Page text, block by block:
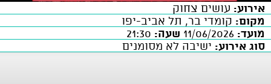
אירוע: עושים צחוק
מקום: קומדי בר, תל אביב-יפו
מועד:
שעה:
סוג אירוע: ישיבה לא מסומנים